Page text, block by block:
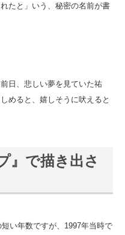
たと」いう、秘密の名前が書
日、悲しい夢を見ていた祐
めると、嬉しそうに吠えると
』で描き出さ
い年数ですが、1997年当時で